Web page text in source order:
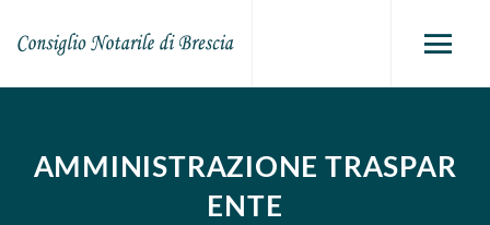
AMMINISTRAZIONE TRASPAR
ENTE